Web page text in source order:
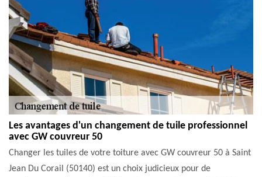
Les avantages d'un changement de tuile professionnel
avec GW couvreur 50
Changer les tuiles de votre toiture avec GW couvreur 50 à Saint
Jean Du Corail (50140) est un choix judicieux pour de